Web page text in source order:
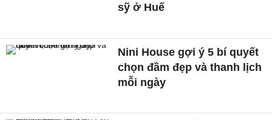
sỹ ở Huế
Nini House gợi ý 5 bí quyết
chọn đầm đẹp và thanh lịch
mỗi ngày